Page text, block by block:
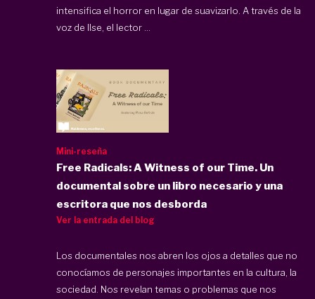
intensifica el horror en lugar de suavizarlo. A través de la
voz de Ilse, el lector ...
Mini-reseña
Free Radicals: A Witness of our Time. Un
documental sobre un libro necesario y una
escritora que nos desborda
Ver la entrada del blog
Los documentales nos abren los ojos a detalles que no
conocíamos de personajes importantes en la cultura, la
sociedad. Nos revelan temas o problemas que nos